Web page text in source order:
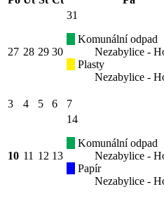
27 28 29 30
31
Komunální odpad
Nezabylice -
Plasty
Nezabylice -
3 4 5 6 7
10 11 12 13
14
Komunální odpad
Nezabylice -
Papír
Nezabylice -